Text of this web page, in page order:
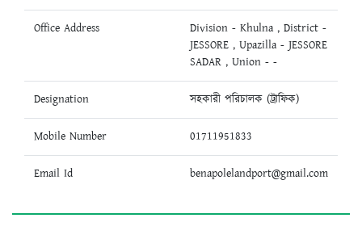
Office Address
Division - Khulna , District -
JESSORE , Upazilla - JESSORE
SADAR , Union - -
Designation সহকারী পরিচালক (ট্রাফিক)
Mobile Number 01711951833
Email Id benapolelandport@gmail.com